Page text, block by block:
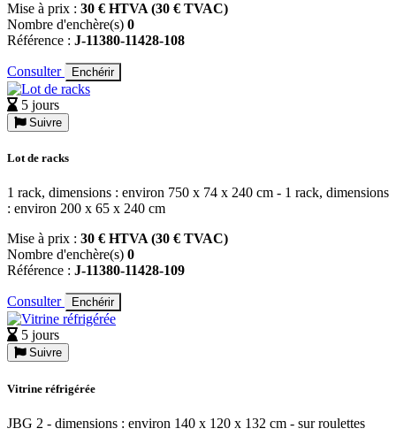
Mise à prix : 30 € HTVA (30 € TVAC)
Nombre d'enchère(s) 0
Référence : J-11380-11428-108
Consulter Enchérir
5 jours
Suivre
Lot de racks
1 rack, dimensions : environ 750 x 74 x 240 cm - 1 rack, dimensions
: environ 200 x 65 x 240 cm
Mise à prix : 30 € HTVA (30 € TVAC)
Nombre d'enchère(s) 0
Référence : J-11380-11428-109
Consulter Enchérir
5 jours
Suivre
Vitrine réfrigérée
JBG 2 - dimensions : environ 140 x 120 x 132 cm - sur roulettes